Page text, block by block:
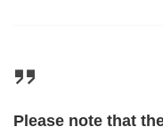
Please note that